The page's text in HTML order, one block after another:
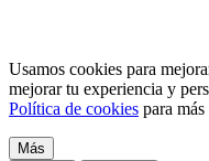
Usamos cookies para
mejorar tu experiencia y
Política de cookies para más
Más